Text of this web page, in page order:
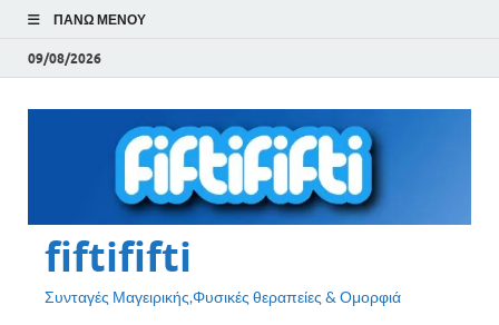
ΠΆΝΩ ΜΕΝΟΎ
09/08/2026
fiftififti
Συνταγές Μαγειρικής,Φυσικές θεραπείες & Ομορφιά